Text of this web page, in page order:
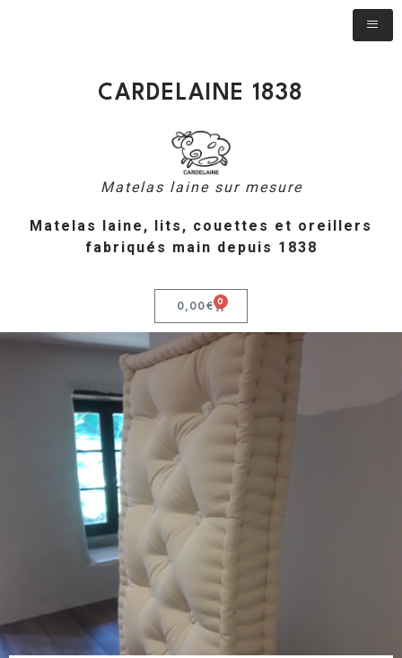
CARDELAINE 1838
Matelas laine sur mesure
Matelas laine, lits, couettes et oreillers
fabriqués main depuis 1838
0,00€ 0